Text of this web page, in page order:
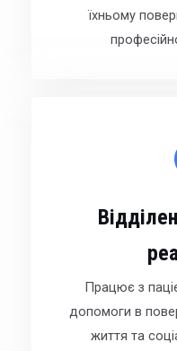
їхньому
Працює з
допомоги в
життя та